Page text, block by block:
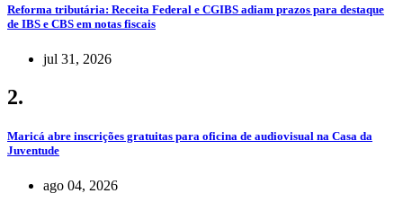
Reforma tributária: Receita Federal e CGIBS adiam prazos para destaque
de IBS e CBS em notas fiscais
jul 31, 2026
2.
Maricá abre inscrições gratuitas para oficina de audiovisual na Casa da
Juventude
ago 04, 2026